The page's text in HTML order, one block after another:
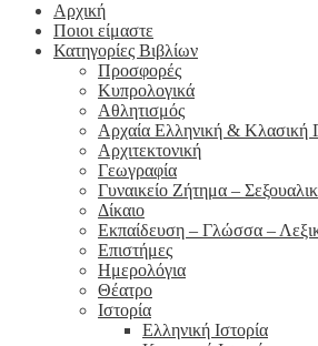
Αρχική
Ποιοι είμαστε
Κατηγορίες Βιβλίων
Προσφορές
Κυπρολογικά
Αθλητισμός
Αρχαία Ελληνική & Κλασική
Αρχιτεκτονική
Γεωγραφία
Γυναικείο Ζήτημα –
Δίκαιο
Εκπαίδευση – Γλώσσα –
Επιστήμες
Ημερολόγια
Θέατρο
Ιστορία
Ελληνική Ιστορία